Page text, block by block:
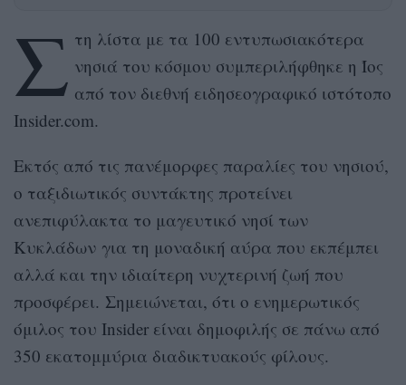
Σ τη λίστα με τα 100 εντυπωσιακότερα
νησιά του κόσμου συμπεριλήφθηκε η Ίος
από τον διεθνή ειδησεογραφικό ιστότοπο
Insider.com.
Εκτός από τις πανέμορφες παραλίες του νησιού,
ο ταξιδιωτικός συντάκτης προτείνει
ανεπιφύλακτα το μαγευτικό νησί των
Κυκλάδων για τη μοναδική αύρα που εκπέμπει
αλλά και την ιδιαίτερη νυχτερινή ζωή που
προσφέρει. Σημειώνεται, ότι ο ενημερωτικός
όμιλος του Insider είναι δημοφιλής σε πάνω από
350 εκατομμύρια διαδικτυακούς φίλους.